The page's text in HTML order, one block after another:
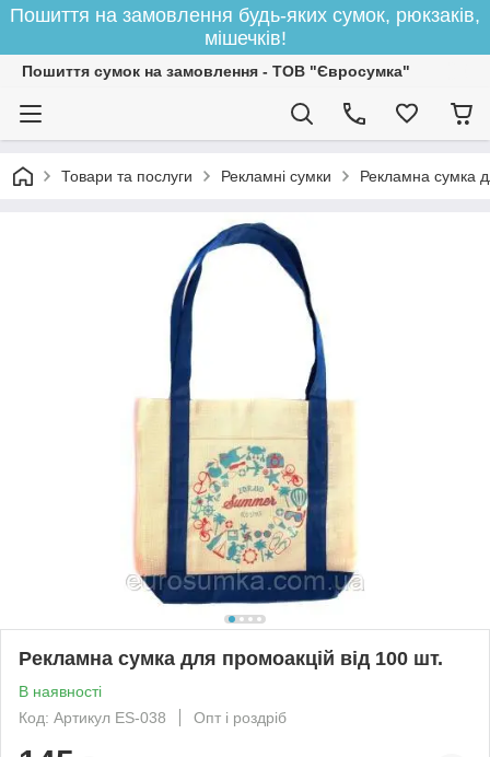
Пошиття на замовлення будь-яких сумок, рюкзаків,
мішечків!
Пошиття сумок на замовлення - ТОВ "Євросумка"
Товари та послуги Рекламні сумки Рекламна сумка
Рекламна сумка для промоакцій від 100 шт.
В наявності
Код: Артикул ES-038
Опт і роздріб